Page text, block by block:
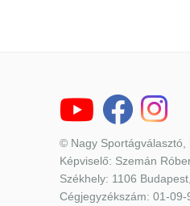
© Nagy Sportágválasztó,
Képviselő: Szemán
Székhely: 1106
Cégjegyzékszám: 01-09-